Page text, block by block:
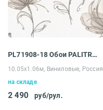
PL71908-18 Обои PALITRA LIFE (Palitra) Holland
10.05х1.06м, Виниловые, Россия
на складе
2 490 руб/рул.